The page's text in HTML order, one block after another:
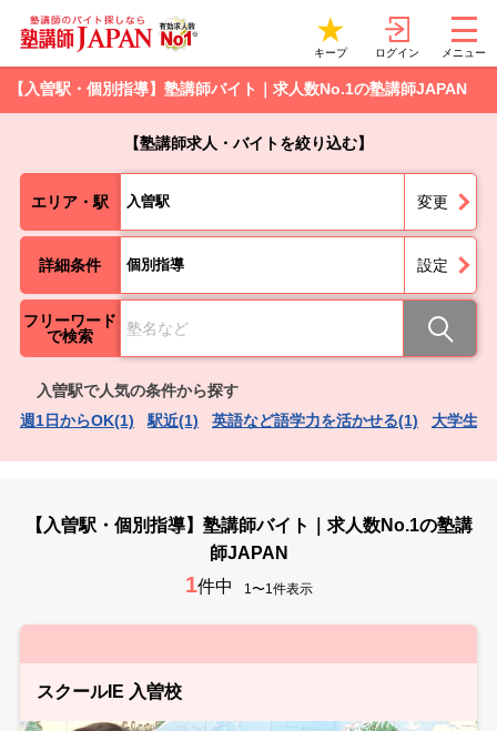
キープ ログイン メニュー
【入曽駅・個別指導】塾講師バイト｜求人数No.1の塾講師JAPAN
【塾講師求人・バイトを絞り込む】
エリア・駅 入曽駅 変更
詳細条件 個別指導 設定
フリーワード
で検索
入曽駅で人気の条件から探す
週1日からOK(1)
駅近(1) 英語など語学力を活かせる(1) 大学生
【入曽駅・個別指導】塾講師バイト｜求人数No.1の塾講
師JAPAN
1件中 1〜1件表示
スクールIE 入曽校